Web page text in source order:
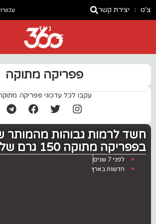
צ'ט יצירת קשר עכשיו 22:44, יום חמישי
ניוז
פפריקה מתוקה
עקבו לכל עדכוני פפריקה
חשד לרמות גבוהות מהמותר
בפפריקה מתוקה 150 גרם של "פרג"
לפני 7 שנים
חדשות בארץ